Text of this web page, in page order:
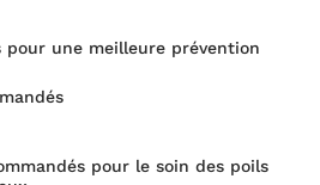
pour une meilleure prévention
pour le soin des poils